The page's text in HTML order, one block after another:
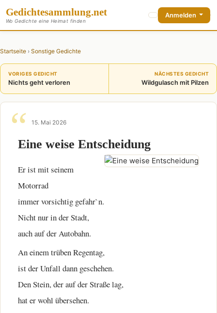
Gedichtesammlung.net
Wo Gedichte eine Heimat finden
Anmelden
Startseite › Sonstige Gedichte
VORIGES GEDICHT
Nichts geht verloren
NÄCHSTES GEDICHT
Wildgulasch mit Pilzen
15. Mai 2026
Eine weise Entscheidung
Er ist mit seinem
Motorrad
immer vorsichtig gefahr`n.
Nicht nur in der Stadt,
auch auf der Autobahn.
An einem trüben Regentag,
ist der Unfall dann geschehen.
Den Stein, der auf der Straße lag,
hat er wohl übersehen.